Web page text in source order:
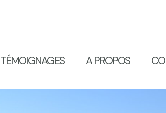
TÉMOIGNAGES A PROPOS